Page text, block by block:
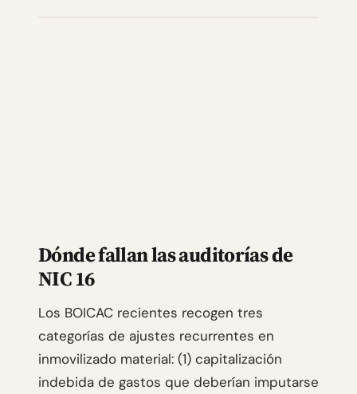
Dónde fallan las auditorías de
NIC 16
Los BOICAC recientes recogen tres
categorías de ajustes recurrentes en
inmovilizado material: (1) capitalización
indebida de gastos que deberían imputarse